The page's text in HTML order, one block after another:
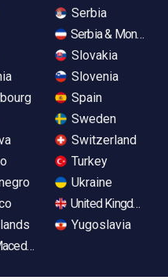
Serbia
Serbia &
Slovakia
Slovenia
Spain
Sweden
Switzerland
Turkey
Ukraine
United Kingdom
Yugoslavia